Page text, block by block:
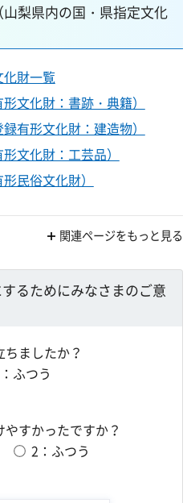
梨県内の国・県指定文化
財一覧
文化財：書跡・典籍）
有形文化財：建造物）
文化財：工芸品）
民俗文化財）
関連ページをもっと見る
るためにみなさまのご意
ましたか？
ふつう
すかったですか？
2：ふつう